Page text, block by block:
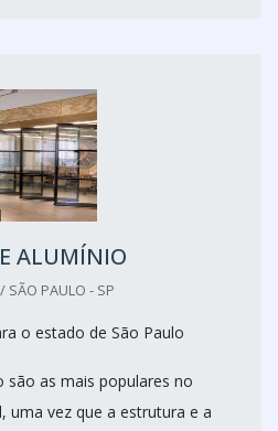
ALUMÍNIO
SÃO PAULO - SP
o estado de São Paulo
são as mais populares no
uma vez que a estrutura e a